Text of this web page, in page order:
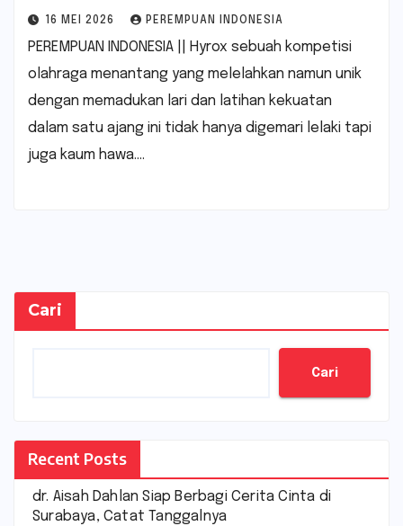
16 MEI 2026 PEREMPUAN INDONESIA
PEREMPUAN INDONESIA || Hyrox sebuah kompetisi
olahraga menantang yang melelahkan namun unik
dengan memadukan lari dan latihan kekuatan
dalam satu ajang ini tidak hanya digemari lelaki tapi
juga kaum hawa.…
Cari
Cari
Recent Posts
dr. Aisah Dahlan Siap Berbagi Cerita Cinta di
Surabaya, Catat Tanggalnya